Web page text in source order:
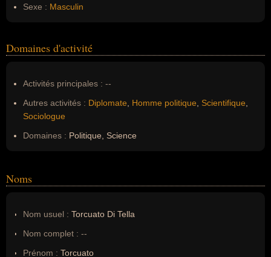
Sexe : Masculin
Domaines d'activité
Activités principales : --
Autres activités : Diplomate Homme politique Scientifique
Sociologue
Domaines : Politique, Science
Noms
Nom usuel : Torcuato Di Tella
Nom complet : --
Prénom : Torcuato